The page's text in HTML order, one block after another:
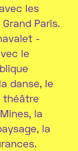
les
Paris.
-
le
danse, le
théâtre
la
la